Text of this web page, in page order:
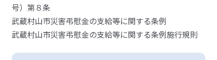
号）第８条
武蔵村山市災害弔慰金の支給等に関する条例
武蔵村山市災害弔慰金の支給等に関する条例施行規則